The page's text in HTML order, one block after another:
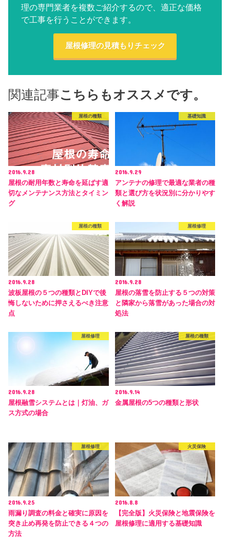
理の専門業者を複数ご紹介するので、適正な価格
で工事を行うことができます。
屋根修理の見積もりチェック
関連記事こちらもオススメです。
屋根の種類
2016.9.28
屋根の耐用年数と寿命を延ばす適
切なメンテナンス方法とタイミン
グ
基礎知識
2016.9.29
アンテナの修理で最適な業者の種
類と選び方を状況別に分かりやす
く解説
屋根の種類
2016.9.28
波板屋根の５つの種類とDIYで後
悔しないために押さえるべき注意
点
屋根修理
2016.9.28
屋根の落雪を防止する５つの対策
と隣家から落雪があった場合の対
処法
屋根修理
2016.9.28
屋根融雪システムとは｜灯油、ガ
ス方式の場合
屋根の種類
2016.9.14
金属屋根の5つの種類と形状
屋根修理
2016.9.25
雨漏り調査の料金と確実に原因を
突き止め再発を防止できる４つの
方法
火災保険
2016.8.8
【完全版】火災保険と地震保険を
屋根修理に適用する基礎知識